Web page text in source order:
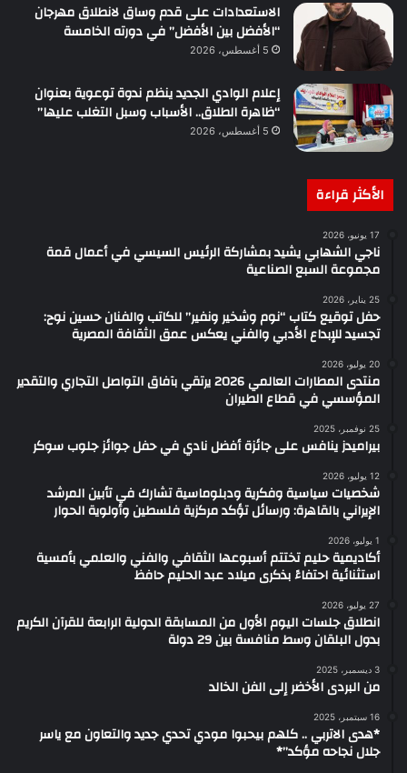
الاستعدادات على قدم وساق لانطلاق مهرجان
“الأفضل بين الأفضل” في دورته الخامسة
5 أغسطس، 2026
إعلام الوادي الجديد ينظم ندوة توعوية بعنوان
“ظاهرة الطلاق.. الأسباب وسبل التغلب عليها”
5 أغسطس، 2026
الأكثر قراءة
17 يونيو، 2026
ناجي الشهابي يشيد بمشاركة الرئيس السيسي في أعمال قمة
مجموعة السبع الصناعية
25 يناير، 2026
حفل توقيع كتاب “نوم وشخير ونفير” للكاتب والفنان حسين نوح:
تجسيد للإبداع الأدبي والفني يعكس عمق الثقافة المصرية
20 يوليو، 2026
منتدى المطارات العالمي 2026 يرتقي بآفاق التواصل التجاري والتقدير
المؤسسي في قطاع الطيران
25 نوفمبر، 2025
بيراميدز ينافس على جائزة أفضل نادي في حفل جوائز جلوب سوكر
12 يوليو، 2026
شخصيات سياسية وفكرية ودبلوماسية تشارك في تأبين المرشد
الإيراني بالقاهرة: ورسائل تؤكد مركزية فلسطين وأولوية الحوار
1 يوليو، 2026
أكاديمية حليم تختتم أسبوعها الثقافي والفني والعلمي بأمسية
استثنائية احتفاءً بذكرى ميلاد عبد الحليم حافظ
27 يوليو، 2026
انطلاق جلسات اليوم الأول من المسابقة الدولية الرابعة للقرآن الكريم
بدول البلقان وسط منافسة بين 29 دولة
3 ديسمبر، 2025
من البردى الأخضر إلى الفن الخالد
16 سبتمبر، 2025
*هدى الاتربي .. كلهم بيحبوا مودي تحدي جديد والتعاون مع ياسر
جلال نجاحه مؤكد”*